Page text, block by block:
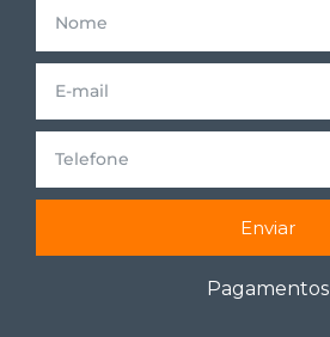
Enviar
Pagamentos